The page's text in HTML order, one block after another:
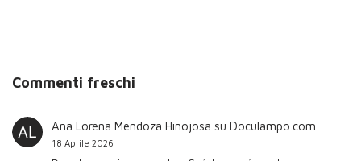
Commenti freschi
Ana Lorena Mendoza Hinojosa su Doculampo.com
18 Aprile 2026